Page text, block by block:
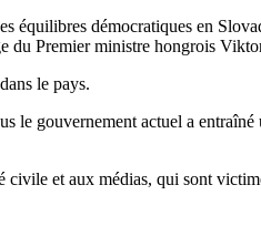
équilibres démocratiques en
du Premier ministre hongrois
dans le pays.
le gouvernement actuel a
et aux médias, qui sont